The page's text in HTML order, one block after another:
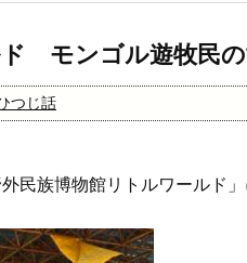
モンゴル遊牧民の
つじ話
民族博物館リトルワールド」